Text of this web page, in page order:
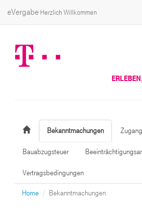
eVergabe Herzlich Willkommen
Bekanntmachungen
Bauabzugsteuer
Vertragsbedingungen
Home Bekanntmachungen